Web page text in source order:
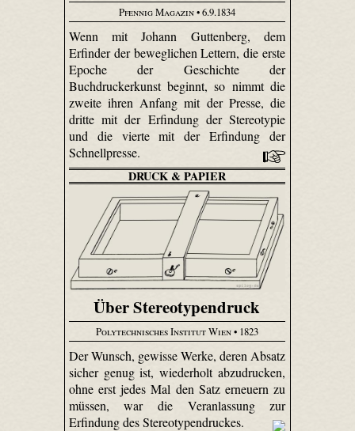
Pfennig Magazin• 6.9.1834
Wenn mit Johann Guttenberg, dem
Erfinder der beweglichen Lettern, die erste
Epoche der Geschichte der
Buchdruckerkunst beginnt, so nimmt die
zweite ihren Anfang mit der Presse, die
dritte mit der Erfindung der Stereotypie
und die vierte mit der Erfindung der
Schnellpresse.
DRUCK & PAPIER
Über Stereotypendruck
Polytechnisches Institut Wien• 1823
Der Wunsch, gewisse Werke, deren Absatz
sicher genug ist, wiederholt abzudrucken,
ohne erst jedes Mal den Satz erneuern zu
müssen, war die Veranlassung zur
Erfindung des Stereotypendruckes.